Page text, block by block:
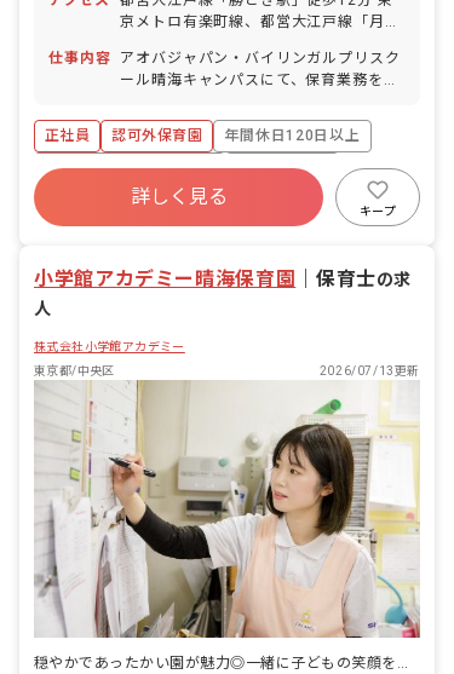
京メトロ有楽町線、都営大江戸線「月島
仕事内容
アオバジャパン・バイリンガルプリスク
ール晴海キャンパスにて、保育業務をお
ス担任業務
正社員 認可外保育園
年間休日120日以上
寮・住宅・家賃補助あり
社会保険完備
福利厚生充実
残業少なめ
詳しく見る
キープ
小学館アカデミー晴海保育園 保育士の求
人
株式会社小学館アカデミー
東京都/中央区
2026/07/13更新
穏やかであったかい園が魅力◎一緒に子どもの笑顔を増やしませんか？